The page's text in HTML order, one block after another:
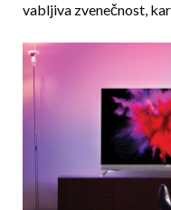
vabljiva zvenečnost,